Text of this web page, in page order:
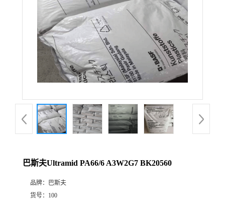
巴斯夫Ultramid PA66/6 A3W2G7 BK20560
品牌：
巴斯夫
货号： 100